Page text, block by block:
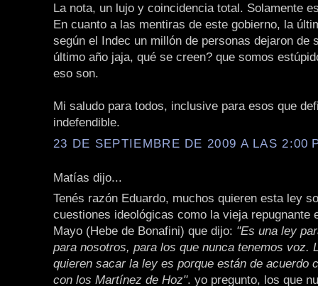
La nota, un lujo y coincidencia total. Solamente
En cuanto a las mentiras de este gobierno, la
según el Indec un millón de personas dejaron de
último año jaja, qué se creen? que somos
eso son.
Mi saludo para todos, inclusive para esos que
indefendible.
23 DE SEPTIEMBRE DE 2009 A LAS 2:00
Matías dijo...
Tenés razón Eduardo, muchos quieren esta ley
cuestiones ideológicas como la vieja repugnante
Mayo (Hebe de Bonafini) que dijo: "Es una ley
para nosotros, para los que nunca tenemos voz.
quieren sacar la ley es porque están de acuerdo
con los Martínez de Hoz". yo pregunto, los que